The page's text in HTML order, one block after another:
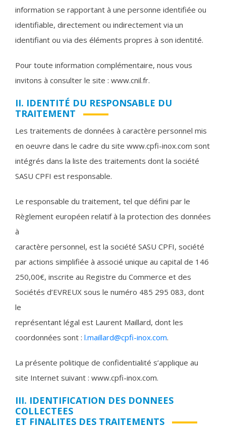
information se rapportant à une personne identifiée ou
identifiable, directement ou indirectement via un
identifiant ou via des éléments propres à son identité.
Pour toute information complémentaire, nous vous
invitons à consulter le site : www.cnil.fr.
II. IDENTITÉ DU RESPONSABLE DU
TRAITEMENT
Les traitements de données à caractère personnel mis
en oeuvre dans le cadre du site www.cpfi-inox.com sont
intégrés dans la liste des traitements dont la société
SASU CPFI est responsable.
Le responsable du traitement, tel que défini par le
Règlement européen relatif à la protection des données
à
caractère personnel, est la société SASU CPFI, société
par actions simplifiée à associé unique au capital de 146
250,00€, inscrite au Registre du Commerce et des
Sociétés d’EVREUX sous le numéro 485 295 083, dont
le
représentant légal est Laurent Maillard, dont les
coordonnées sont : l.maillard@cpfi-inox.com.
La présente politique de confidentialité s’applique au
site Internet suivant : www.cpfi-inox.com.
III. IDENTIFICATION DES DONNEES
COLLECTEES
ET FINALITES DES TRAITEMENTS